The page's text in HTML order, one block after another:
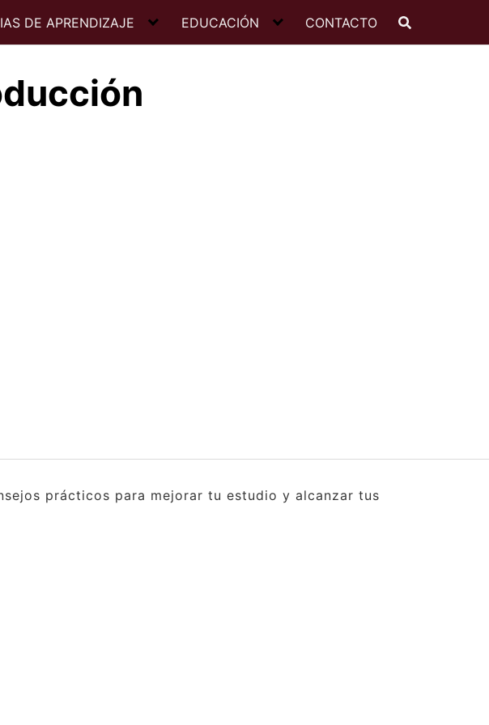
DE APRENDIZAJE EDUCACIÓN CONTACTO
prácticos para mejorar tu estudio y alcanzar tus